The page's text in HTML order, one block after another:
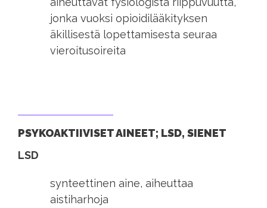
jonka vuoksi opioidilääkityksen
äkillisestä lopettamisesta seuraa
vieroitusoireita
PSYKOAKTIIVISET AINEET; LSD, SIENET
LSD
synteettinen aine, aiheuttaa
aistiharhoja